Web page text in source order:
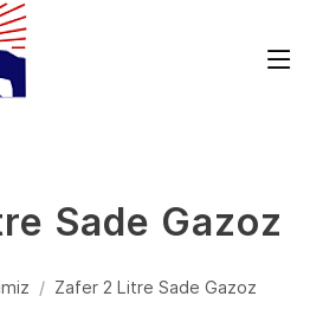
Sade Gazoz
Zafer 2 Litre Sade Gazoz